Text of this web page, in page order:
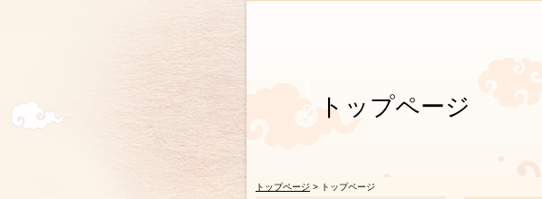
トップページ
トップページ > トップページ